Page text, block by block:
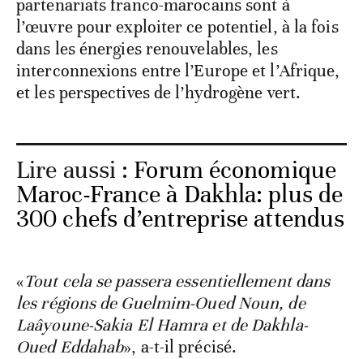
partenariats franco-marocains sont à
l’œuvre pour exploiter ce potentiel, à la fois
dans les énergies renouvelables, les
interconnexions entre l’Europe et l’Afrique,
et les perspectives de l’hydrogène vert.
Lire aussi : Forum économique
Maroc-France à Dakhla: plus de
300 chefs d’entreprise attendus
«Tout cela se passera essentiellement dans
les régions de Guelmim-Oued Noun, de
Laâyoune-Sakia El Hamra et de Dakhla-
Oued Eddahab», a-t-il précisé.